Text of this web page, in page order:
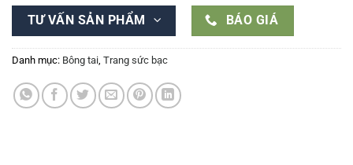
TƯ VẤN SẢN PHẨM BÁO GIÁ
Danh mục: Bông tai, Trang sức bạc